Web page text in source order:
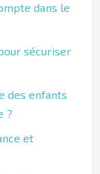
dans le
sécuriser
des enfants
?
et